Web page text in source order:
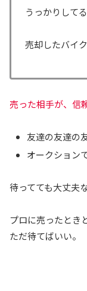
うっかりして
売却したバイ
売った相手が、信
友達の友達の
オークション
待ってても大丈夫
プロに売ったとき
ただ待てばいい。